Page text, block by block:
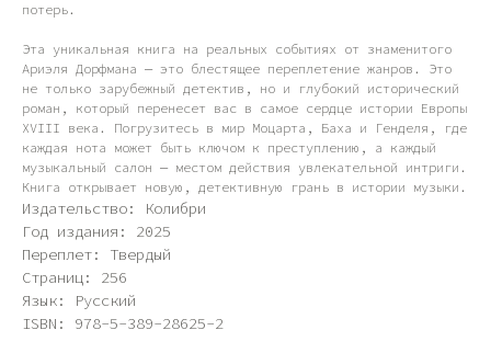
потерь.
Эта уникальная книга на реальных событиях от знаменитого
Ариэля Дорфмана — это блестящее переплетение жанров. Это
не только зарубежный детектив, но и глубокий исторический
роман, который перенесет вас в самое сердце истории Европы
XVIII века. Погрузитесь в мир Моцарта, Баха и Генделя, где
каждая нота может быть ключом к преступлению, а каждый
музыкальный салон — местом действия увлекательной интриги.
Книга открывает новую, детективную грань в истории музыки.
Издательство: Колибри
Год издания: 2025
Переплет: Твердый
Страниц: 256
Язык: Русский
ISBN: 978-5-389-28625-2